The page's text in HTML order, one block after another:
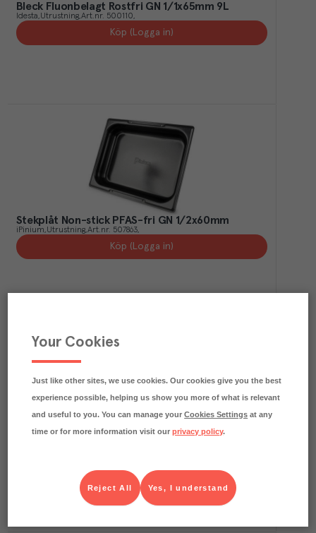
Bleck Fluonbelagt Rostfri GN 1/1x65mm 9L
Idesta Utrustning Art.nr. 500110
Köp (Logga in)
Stekplåt Non-stick PFAS-fri GN 1/2x60mm
iPinium Utrustning Art.nr. 507863
Köp (Logga in)
Stekplåt Non-stick PFAS-fri GN 1/2x20mm
Your Cookies
Just like other sites, we use cookies. Our cookies give you the best
experience possible, helping us show you more of what is relevant
and useful to you. You can manage yourCookies Settings at any
time or for more information visit ourprivacy policy.
Yes, I understand
Reject All